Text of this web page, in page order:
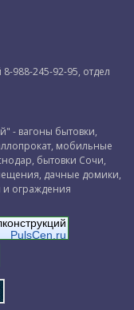
988-245-92-95, отдел
- вагоны бытовки,
мобильные
бытовки Сочи,
дачные домики,
ограждения
PulsCen.ru